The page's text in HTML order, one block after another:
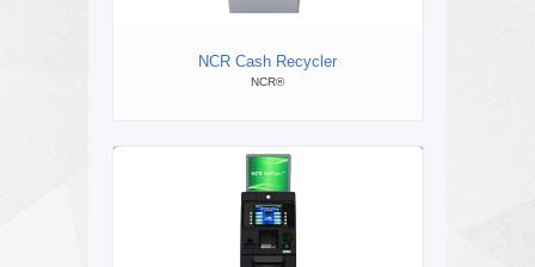
NCR Cash Recycler
NCR®